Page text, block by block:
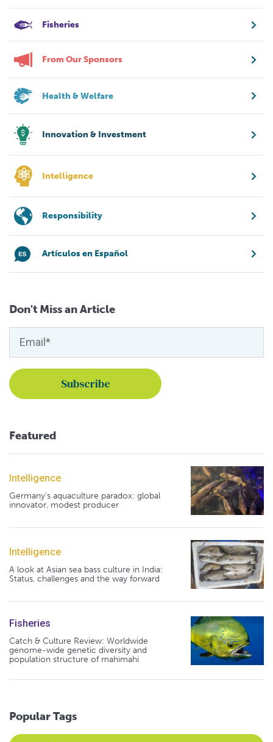
Fisheries
From Our Sponsors
Health & Welfare
Innovation & Investment
Intelligence
Responsibility
Artículos en Español
Don't Miss an Article
Featured
Intelligence
Germany's aquaculture paradox: global
innovator, modest producer
Intelligence
A look at Asian sea bass culture in India:
Status, challenges and the way forward
Fisheries
Catch & Culture Review: Worldwide
genome-wide genetic diversity and
population structure of mahimahi
Popular Tags